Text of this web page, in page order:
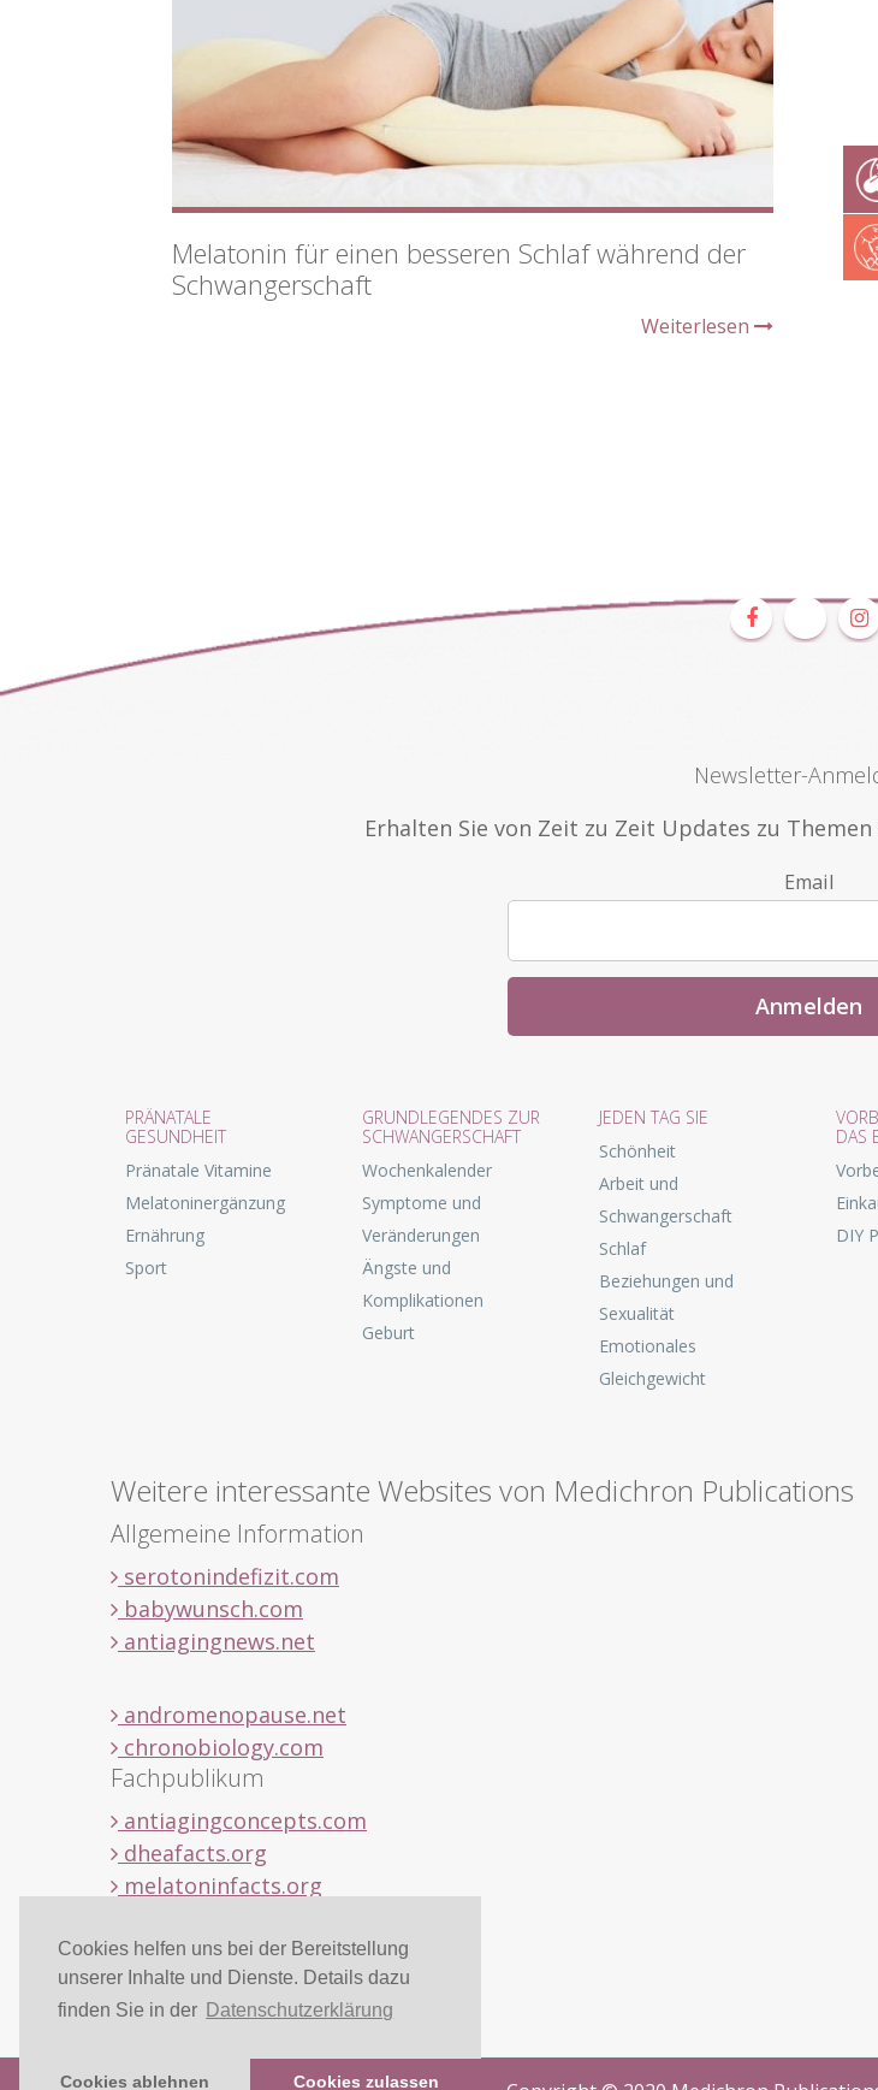
Cookies helfen uns bei der Bereitstellung
unserer Inhalte und Dienste. Details dazu
finden Sie in der Datenschutzerklärung
Cookies ablehnen Cookies zulassen
Melatonin für einen besseren Schlaf während der
Schwangerschaft
Weiterlesen
Newsletter-
Erhalten Sie von Zeit zu Zeit Updates zu
Email
PRÄNATALE
GESUNDHEIT
Pränatale Vitamine
Melatoninergänzung
Ernährung
Sport
GRUNDLEGENDES ZUR
SCHWANGERSCHAFT
Wochenkalender
Symptome und
Veränderungen
Ängste und
Komplikationen
Geburt
JEDEN TAG SIE
Schönheit
Arbeit und
Schwangerschaft
Schlaf
Beziehungen und
Sexualität
Emotionales
Gleichgewicht
DAS
DIY
Weitere interessante Websites von Medichron Publications
Allgemeine Information
serotonindefizit.com
babywunsch.com
antiagingnews.net
andromenopause.net
chronobiology.com
Fachpublikum
antiagingconcepts.com
dheafacts.org
melatoninfacts.org
pregnenolonfacts.org
serotoninfacts.org